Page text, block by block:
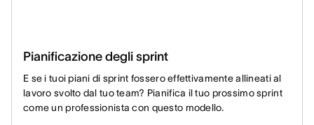
Pianificazione degli sprint
E se i tuoi piani di sprint fossero effettivamente allineati al
lavoro svolto dal tuo team? Pianifica il tuo prossimo sprint
come un professionista con questo modello.